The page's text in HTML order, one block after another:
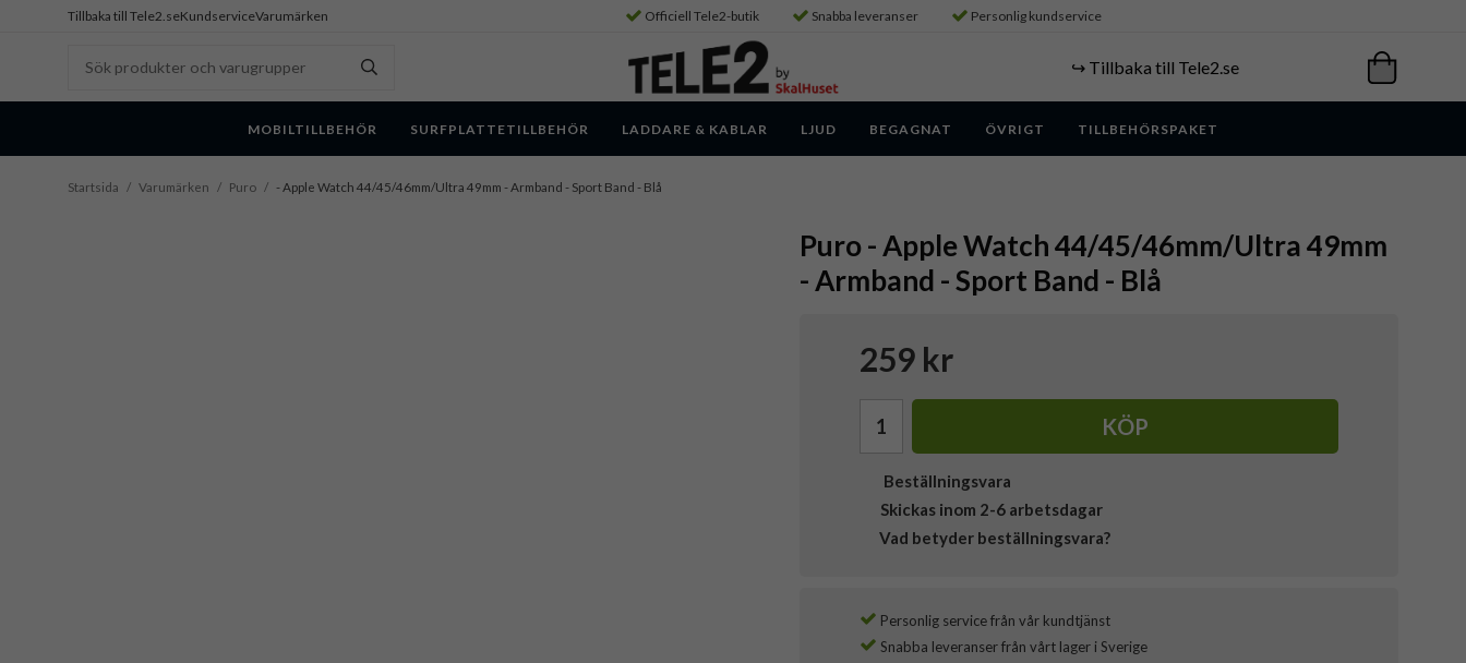
Tillbaka till Tele2.seKundserviceVarumärken Officiell Tele2-butik Snabba leveranser Personlig kundservice
↪️ Tillbaka till Tele2.se
MOBILTILLBEHÖR SURFPLATTETILLBEHÖR LADDARE & KABLAR LJUD BEGAGNAT ÖVRIGT TILLBEHÖRSPAKET
Startsida / Varumärken / Puro / - Apple Watch 44/45/46mm/Ultra 49mm - Armband - Sport Band - Blå
Puro - Apple Watch 44/45/46mm/Ultra 49mm
- Armband - Sport Band - Blå
259 kr
KÖP
Beställningsvara
Skickas inom 2-6 arbetsdagar
Vad betyder beställningsvara?
Personlig service från vår kundtjänst
Snabba leveranser från vårt lager i Sverige